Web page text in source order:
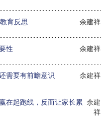
育反思 余建祥
性 余建祥
需要有前瞻意识 余建祥
在起跑线，反而让家长累 余建
祥